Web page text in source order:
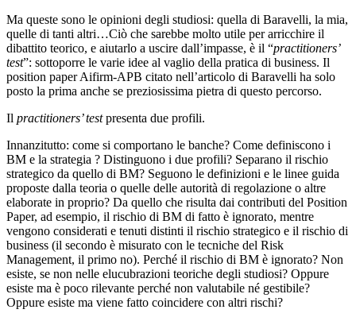
Ma queste sono le opinioni degli studiosi: quella di Baravelli, la mia,
quelle di tanti altri…Ciò che sarebbe molto utile per arricchire il
dibattito teorico, e aiutarlo a uscire dall’impasse, è il “practitioners’
test”: sottoporre le varie idee al vaglio della pratica di business. Il
position paper Aifirm-APB citato nell’articolo di Baravelli ha solo
posto la prima anche se preziosissima pietra di questo percorso.
Il practitioners’ testpresenta due profili.
Innanzitutto: come si comportano le banche? Come definiscono i
BM e la strategia ? Distinguono i due profili? Separano il rischio
strategico da quello di BM? Seguono le definizioni e le linee guida
proposte dalla teoria o quelle delle autorità di regolazione o altre
elaborate in proprio? Da quello che risulta dai contributi del Position
Paper, ad esempio, il rischio di BM di fatto è ignorato, mentre
vengono considerati e tenuti distinti il rischio strategico e il rischio di
business (il secondo è misurato con le tecniche del Risk
Management, il primo no). Perché il rischio di BM è ignorato? Non
esiste, se non nelle elucubrazioni teoriche degli studiosi? Oppure
esiste ma è poco rilevante perché non valutabile né gestibile?
Oppure esiste ma viene fatto coincidere con altri rischi?